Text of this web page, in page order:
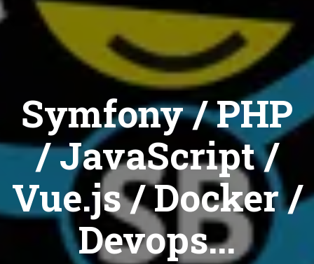
Symfony / PHP
/ JavaScript /
Vue.js / Docker /
Devops...